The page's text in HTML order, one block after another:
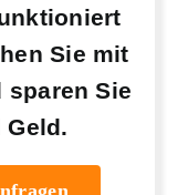
Sie mit
sparen Sie
Geld.